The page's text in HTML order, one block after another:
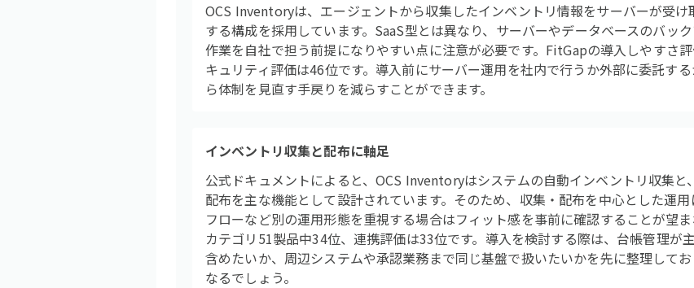
OCS Inventoryは、エージェントから収集したインベントリ情報をサーバーが受
する構成を採用しています。SaaS型とは異なり、サーバーやデータベースのバッ
作業を自社で担う前提になりやすい点に注意が必要です。FitGapの導入しやすさ
キュリティ評価は46位です。導入前にサーバー運用を社内で行うか外部に委託す
ら体制を見直す手戻りを減らすことができます。
インベントリ収集と配布に軸足
公式ドキュメントによると、OCS Inventoryはシステムの自動インベントリ収集
配布を主な機能として設計されています。そのため、収集・配布を中心とした運
フローなど別の運用形態を重視する場合はフィット感を事前に確認することが望
カテゴリ51製品中34位、連携評価は33位です。導入を検討する際は、台帳管理が
含めたいか、周辺システムや承認業務まで同じ基盤で扱いたいかを先に整理して
なるでしょう。